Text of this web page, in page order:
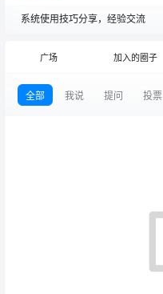
系统使用技巧分享，经验交流
广场 加入的圈子
全部 我说 提问 投票